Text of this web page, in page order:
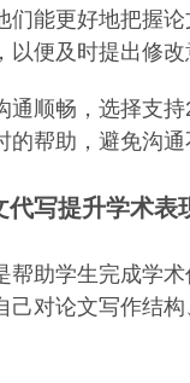
们能更好地把握
以便及时提出修
通顺畅，选择支
帮助，避免沟通
写提升学术表
帮助学生完成学
己对论文写作结